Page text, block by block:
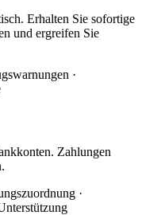
Erhalten Sie sofortige
und ergreifen Sie
·
Zahlungen
·